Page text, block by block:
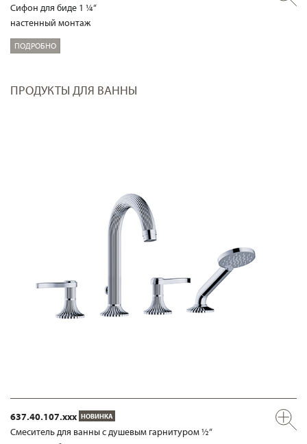
Сифон для биде 1 ¼“
настенный монтаж
ПОДРОБНО
ПРОДУКТЫ ДЛЯ ВАННЫ
637.40.107.xxx НОВИНКА
Смеситель для ванны с душевым гарнитуром ½“